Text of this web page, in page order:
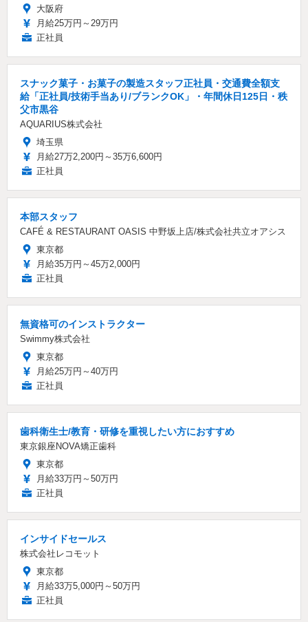
大阪府
月給25万円～29万円
正社員
スナック菓子・お菓子の製造スタッフ正社員・交通費全額支
給「正社員/技術手当あり/ブランクOK」・年間休日125日・秩
父市黒谷
AQUARIUS株式会社
埼玉県
月給27万2,200円～35万6,600円
正社員
本部スタッフ
CAFÉ & RESTAURANT OASIS 中野坂上店/株式会社共立オアシス
東京都
月給35万円～45万2,000円
正社員
無資格可のインストラクター
Swimmy株式会社
東京都
月給25万円～40万円
正社員
歯科衛生士/教育・研修を重視したい方におすすめ
東京銀座NOVA矯正歯科
東京都
月給33万円～50万円
正社員
インサイドセールス
株式会社レコモット
東京都
月給33万5,000円～50万円
正社員